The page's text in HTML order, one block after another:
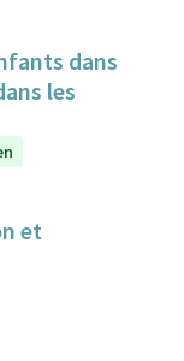
dans
les
et